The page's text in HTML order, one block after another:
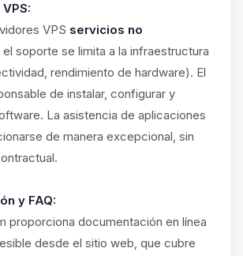
VPS servicios no
el soporte se limita a la infraestructura
rendimiento de hardware). El
de instalar, configurar y
La asistencia de aplicaciones
de manera excepcional, sin
y FAQ:
proporciona documentación en línea
desde el sitio web, que cubre